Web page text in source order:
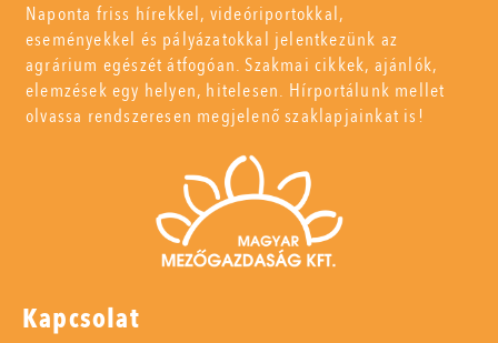
Naponta friss hírekkel, videóriportokkal,
eseményekkel és pályázatokkal jelentkezünk az
agrárium egészét átfogóan. Szakmai cikkek, ajánlók,
elemzések egy helyen, hitelesen. Hírportálunk mellet
olvassa rendszeresen megjelenő szaklapjainkat is!
Kapcsolat